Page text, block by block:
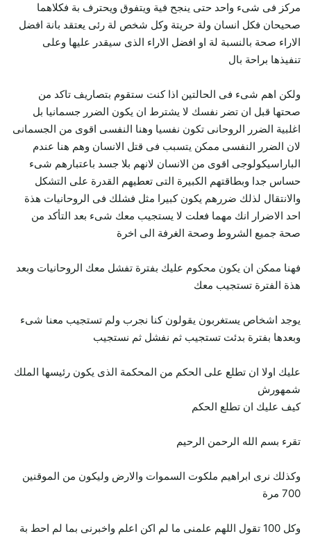
مركز فى شىء واحد حتى ينجح فية ويتفوق ويحترف بة فكلاهما
صحيحان فكل انسان ولة حريتة وكل شخص لة رئى يعتقد بانة افضل
الاراء صحة بالنسبة لة او افضل الاراء الذى سيقدر عليها وعلى
تنفيذها براحة بال
ولكن اهم شىء فى الحالتين اذا كنت ستقوم بتصاريف تاكد من
صحتها قبل ان تضر نفسك لا يشترط ان يكون الضرر جسمانيا بل
اغلبية الضرر الروحانى تكون نفسيا وهنا النفسى اقوى من الجسمانى
لان الضرر النفسى ممكن يتسبب فى قتل الانسان وهم هنا عندم
الباراسيكولوجى اقوى من الانسان لانهم بلا جسد باعتبارهم شىء
حساس جدا وبطاقتهم الكبيرة التى تعطيهم القدرة على التشكل
والانتقال لذلك ضررهم يكون كبيرا مثل فشلك فى الروحانيات هذة
احد الاضرار انك مهما فعلت لا يستجيب معك شىء بعد التأكد من
صحة جميع الشروط وصحة الغرفة الى اخرة
فهنا ممكن ان يكون محكوم عليك بفترة تفشل معك الروحانيات وبعد
هذة الفترة تستجيب معك
يوجد اشخاص يستغربون يقولون كنا نجرب ولم تستجيب معنا شىء
وبعدها بفترة بدئت تستجيب ثم نفشل ثم نستجيب
عليك اولا ان تطلع على الحكم من المحكمة الذى يكون رئيسها الملك
شمهورش
كيف عليك ان تطلع الحكم
تقرء بسم الله الرحمن الرحيم
وكذلك نرى ابراهيم ملكوت السموات والارض وليكون من الموقنين
700 مرة
وكل 100 تقول اللهم علمنى ما لم اكن اعلم واخبرنى بما لم احط بة